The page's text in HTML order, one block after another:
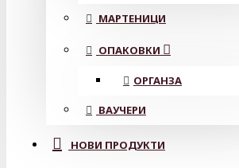
МАРТЕНИЦИ
ОПАКОВКИ
ОРГАНЗА
ВАУЧЕРИ
НОВИ ПРОДУКТИ